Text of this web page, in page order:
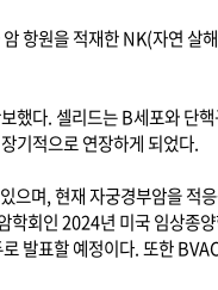
항원을 적재한NK(자연 살해
했다. 셀리드는B세포와 단
기적으로 연장하게 되었다.
으며,현재 자궁경부암을 적
학회인2024년 미국 임상종
발표할 예정이다.또한